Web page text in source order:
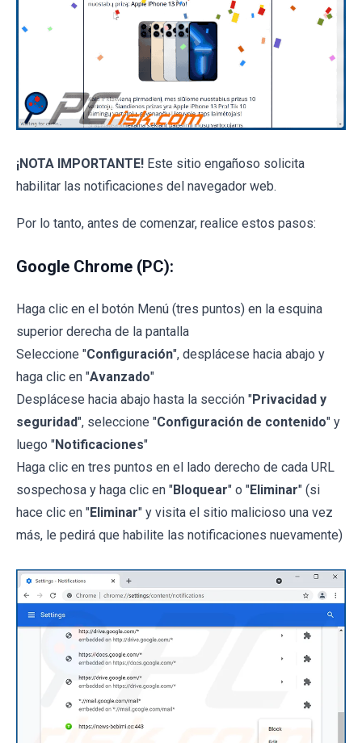
¡NOTA IMPORTANTE! Este sitio engañoso solicita
habilitar las notificaciones del navegador web.
Por lo tanto, antes de comenzar, realice estos pasos:
Google Chrome (PC):
Haga clic en el botón Menú (tres puntos) en la esquina
superior derecha de la pantalla
Seleccione "Configuración", desplácese hacia abajo y
haga clic en "Avanzado"
Desplácese hacia abajo hasta la sección "Privacidad y
seguridad", seleccione "Configuración de contenido" y
luego "Notificaciones"
Haga clic en tres puntos en el lado derecho de cada URL
sospechosa y haga clic en "Bloquear" o "Eliminar" (si
hace clic en "Eliminar" y visita el sitio malicioso una vez
más, le pedirá que habilite las notificaciones nuevamente)